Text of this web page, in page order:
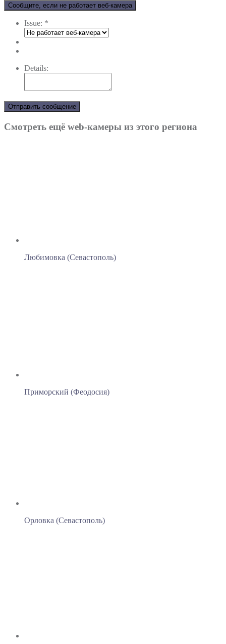
Сообщите, если не работает веб-камера
Issue: *
Details:
Отправить сообщение
Смотреть ещё web-камеры из этого региона
Любимовка (Севастополь)
Приморский (Феодосия)
Орловка (Севастополь)